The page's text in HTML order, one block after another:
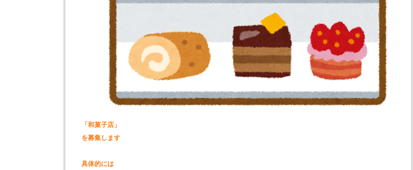
「和菓子店」
を募集します
具体的には